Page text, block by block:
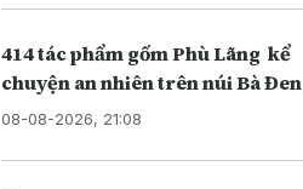
414 tác phẩm gốm Phù Lãng kể
chuyện an nhiên trên núi Bà Đen
08-08-2026, 21:08